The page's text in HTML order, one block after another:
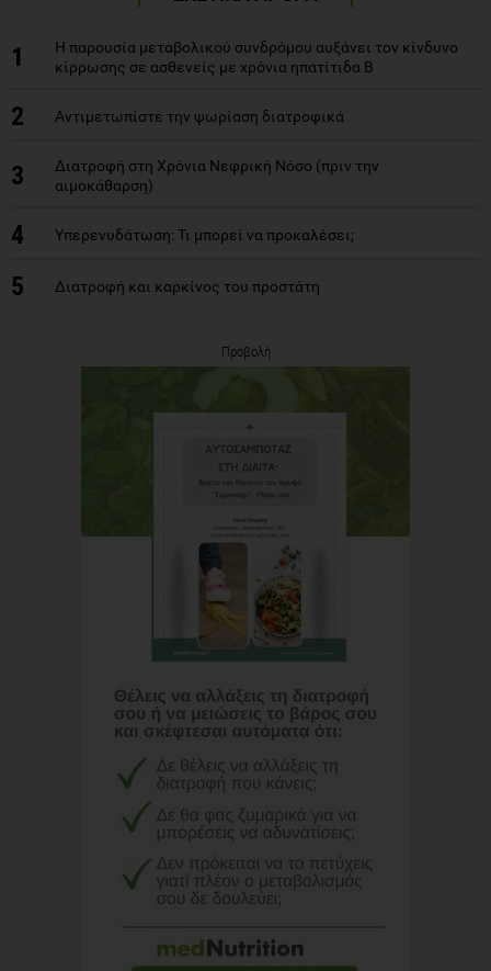
1
Η παρουσία μεταβολικού συνδρόμου αυξάνει τον κίνδυνο
κίρρωσης σε ασθενείς με χρόνια ηπατίτιδα Β
2 Αντιμετωπίστε την ψωρίαση διατροφικά
3
Διατροφή στη Χρόνια Νεφρική Νόσο (πριν την
αιμοκάθαρση)
4 Υπερενυδάτωση: Τι μπορεί να προκαλέσει;
5 Διατροφή και καρκίνος του προστάτη
Προβολή